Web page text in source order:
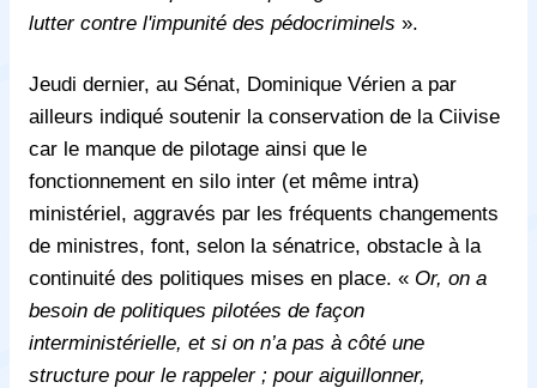
lutter contre l'impunité des pédocriminels ».
Jeudi dernier, au Sénat, Dominique Vérien a par
ailleurs indiqué soutenir la conservation de la Ciivise
car le manque de pilotage ainsi que le
fonctionnement en silo inter (et même intra)
ministériel, aggravés par les fréquents changements
de ministres, font, selon la sénatrice, obstacle à la
continuité des politiques mises en place. « Or, on a
besoin de politiques pilotées de façon
interministérielle, et si on n’a pas à côté une
structure pour le rappeler ; pour aiguillonner,